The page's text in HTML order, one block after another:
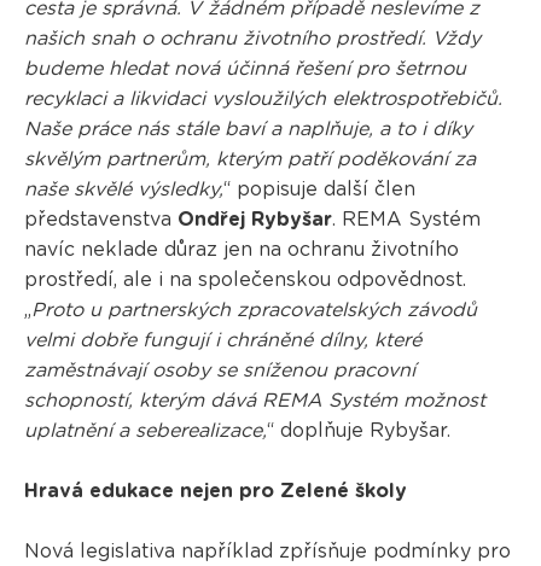
cesta je správná. V žádném případě neslevíme z
našich snah o ochranu životního prostředí. Vždy
budeme hledat nová účinná řešení pro šetrnou
recyklaci a likvidaci vysloužilých elektrospotřebičů.
Naše práce nás stále baví a naplňuje, a to i díky
skvělým partnerům, kterým patří poděkování za
naše skvělé výsledky,“ popisuje další člen
představenstva Ondřej Rybyšar. REMA Systém
navíc neklade důraz jen na ochranu životního
prostředí, ale i na společenskou odpovědnost.
„Proto u partnerských zpracovatelských závodů
velmi dobře fungují i chráněné dílny, které
zaměstnávají osoby se sníženou pracovní
schopností, kterým dává REMA Systém možnost
uplatnění a seberealizace,“ doplňuje Rybyšar.
Hravá edukace nejen pro Zelené školy
Nová legislativa například zpřísňuje podmínky pro